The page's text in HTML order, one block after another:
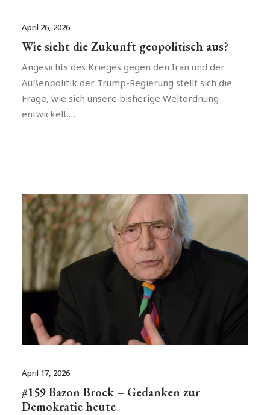
April 26, 2026
Wie sieht die Zukunft geopolitisch aus?
Angesichts des Krieges gegen den Iran und der
Außenpolitik der Trump-Regierung stellt sich die
Frage, wie sich unsere bisherige Weltordnung
entwickelt.…
April 17, 2026
#159 Bazon Brock – Gedanken zur
Demokratie heute